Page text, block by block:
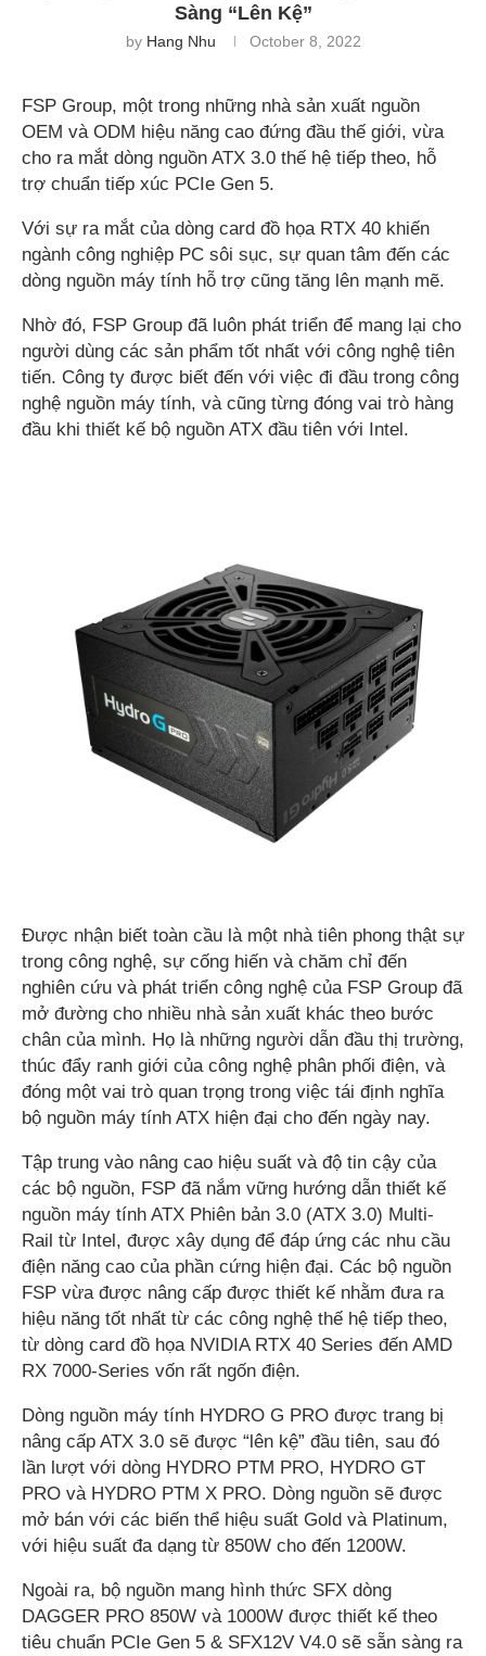
Sàng “Lên Kệ”
by Hang Nhu October 8, 2022
FSP Group, một trong những nhà sản xuất nguồn
OEM và ODM hiệu năng cao đứng đầu thế giới, vừa
cho ra mắt dòng nguồn ATX 3.0 thế hệ tiếp theo, hỗ
trợ chuẩn tiếp xúc PCIe Gen 5.
Với sự ra mắt của dòng card đồ họa RTX 40 khiến
ngành công nghiệp PC sôi sục, sự quan tâm đến các
dòng nguồn máy tính hỗ trợ cũng tăng lên mạnh mẽ.
Nhờ đó, FSP Group đã luôn phát triển để mang lại cho
người dùng các sản phẩm tốt nhất với công nghệ tiên
tiến. Công ty được biết đến với việc đi đầu trong công
nghệ nguồn máy tính, và cũng từng đóng vai trò hàng
đầu khi thiết kế bộ nguồn ATX đầu tiên với Intel.
Được nhận biết toàn cầu là một nhà tiên phong thật sự
trong công nghệ, sự cống hiến và chăm chỉ đến
nghiên cứu và phát triển công nghệ của FSP Group đã
mở đường cho nhiều nhà sản xuất khác theo bước
chân của mình. Họ là những người dẫn đầu thị trường,
thúc đẩy ranh giới của công nghệ phân phối điện, và
đóng một vai trò quan trọng trong việc tái định nghĩa
bộ nguồn máy tính ATX hiện đại cho đến ngày nay.
Tập trung vào nâng cao hiệu suất và độ tin cậy của
các bộ nguồn, FSP đã nắm vững hướng dẫn thiết kế
nguồn máy tính ATX Phiên bản 3.0 (ATX 3.0) Multi-
Rail từ Intel, được xây dụng để đáp ứng các nhu cầu
điện năng cao của phần cứng hiện đại. Các bộ nguồn
FSP vừa được nâng cấp được thiết kế nhằm đưa ra
hiệu năng tốt nhất từ các công nghệ thế hệ tiếp theo,
từ dòng card đồ họa NVIDIA RTX 40 Series đến AMD
RX 7000-Series vốn rất ngốn điện.
Dòng nguồn máy tính HYDRO G PRO được trang bị
nâng cấp ATX 3.0 sẽ được “lên kệ” đầu tiên, sau đó
lần lượt với dòng HYDRO PTM PRO, HYDRO GT
PRO và HYDRO PTM X PRO. Dòng nguồn sẽ được
mở bán với các biến thể hiệu suất Gold và Platinum,
với hiệu suất đa dạng từ 850W cho đến 1200W.
Ngoài ra, bộ nguồn mang hình thức SFX dòng
DAGGER PRO 850W và 1000W được thiết kế theo
tiêu chuẩn PCIe Gen 5 & SFX12V V4.0 sẽ sẵn sàng ra